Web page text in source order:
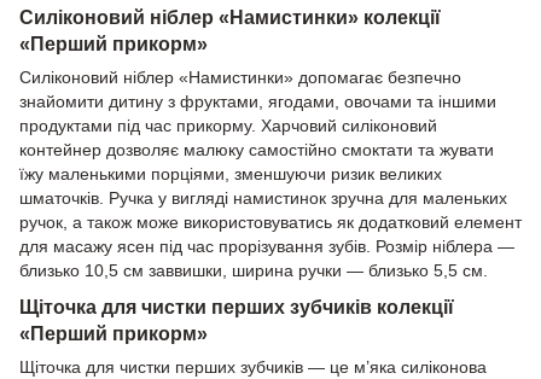
Силіконовий ніблер «Намистинки» колекції
«Перший прикорм»
Силіконовий ніблер «Намистинки» допомагає безпечно
знайомити дитину з фруктами, ягодами, овочами та іншими
продуктами під час прикорму. Харчовий силіконовий
контейнер дозволяє малюку самостійно смоктати та жувати
їжу маленькими порціями, зменшуючи ризик великих
шматочків. Ручка у вигляді намистинок зручна для маленьких
ручок, а також може використовуватись як додатковий елемент
для масажу ясен під час прорізування зубів. Розмір ніблера —
близько 10,5 см заввишки, ширина ручки — близько 5,5 см.
Щіточка для чистки перших зубчиків колекції
«Перший прикорм»
Щіточка для чистки перших зубчиків — це м’яка силіконова